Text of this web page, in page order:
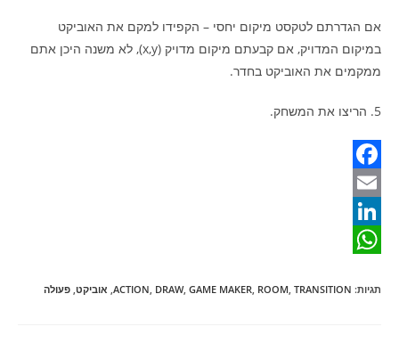
אם הגדרתם לטקסט מיקום יחסי – הקפידו למקם את האוביקט
במיקום המדויק, אם קבעתם מיקום מדויק (x,y), לא משנה היכן אתם
ממקמים את האוביקט בחדר.
5. הריצו את המשחק.
F
a
c
b
E
m
i
L
n
h
תגיות:
ACTION DRAW, GAME MAKER ROOM TRANSITION אוביקט פעולה